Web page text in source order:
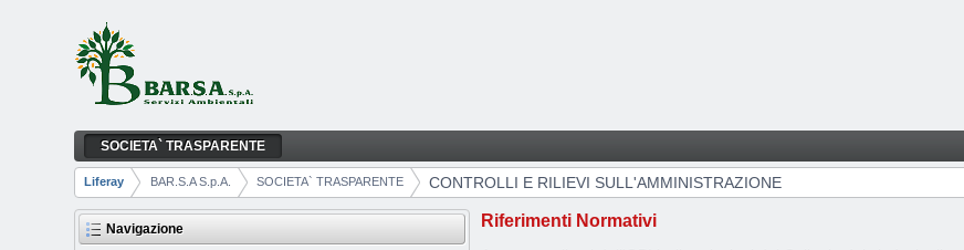
Salta al contenuto
CONTROLLI E RILIEVI SULL'AMMINISTRAZIONE
Navigazione
SOCIETA` TRASPARENTE
Breadcrumb
Liferay BAR.S.A S.p.A. SOCIETA` TRASPARENTE CONTROLLI E RILIEVI SULL'AMMINISTRAZIONE
Navigazione Riferimenti Normativi